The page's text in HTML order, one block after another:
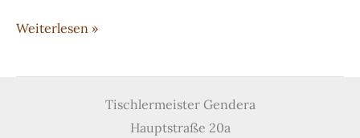
Restauriertes
in
Weiterlesen »
Tischlermeister Gendera
Hauptstraße 20a